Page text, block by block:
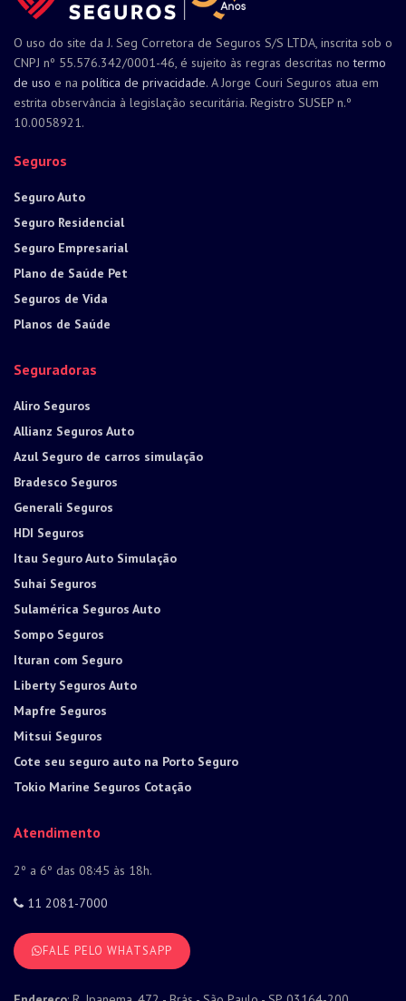
O uso do site da J. Seg Corretora de Seguros S/S LTDA, inscrita sob o
CNPJ nº 55.576.342/0001-46, é sujeito às regras descritas notermo
de uso e na política de privacidade. A Jorge Couri Seguros atua em
estrita observância à legislação securitária. Registro SUSEP n.º
10.0058921.
Seguros
Seguro Auto
Seguro Residencial
Seguro Empresarial
Plano de Saúde Pet
Seguros de Vida
Planos de Saúde
Seguradoras
Aliro Seguros
Allianz Seguros Auto
Azul Seguro de carros simulação
Bradesco Seguros
Generali Seguros
HDI Seguros
Itau Seguro Auto Simulação
Suhai Seguros
Sulamérica Seguros Auto
Sompo Seguros
Ituran com Seguro
Liberty Seguros Auto
Mapfre Seguros
Mitsui Seguros
Cote seu seguro auto na Porto Seguro
Tokio Marine Seguros Cotação
Atendimento
2º a 6º das 08:45 às 18h.
11 2081-7000
FALE PELO WHATSAPP